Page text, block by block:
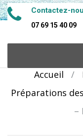
Contactez-
07 69 15 40 09
Accueil /
Préparations
–